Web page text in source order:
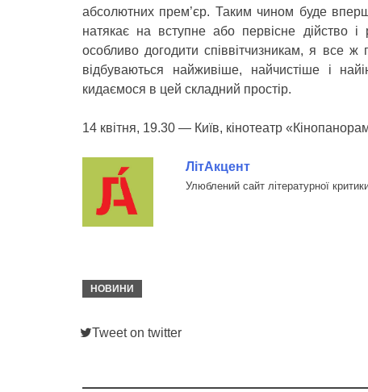
абсолютних прем’єр. Таким чином буде
натякає на вступне або первісне
особливо догодити співвітчизникам, я все
відбуваються найживіше, найчистіше і
кидаємося в цей складний простір.
14 квітня, 19.30 — Київ, кінотеатр
ЛітАкцент
Улюблений сайт літературної
НОВИНИ
Tweet on twitter